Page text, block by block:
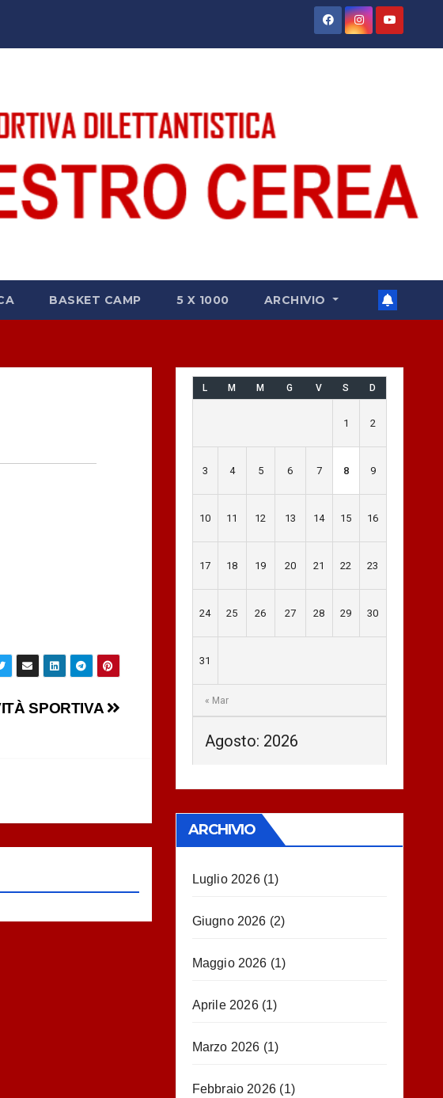
BASKET CAMP 5 X 1000 ARCHIVIO
SPORTIVA
Agosto: 2026
L M M G V S D
« Mar
1 2
3 4 5 6 7 8 9
10 11 12 13 14 15 16
17 18 19 20 21 22 23
24 25 26 27 28 29 30
31
ARCHIVIO
Luglio 2026(1)
Giugno 2026 (2)
Maggio 2026 (1)
Aprile 2026(1)
Marzo 2026 (1)
Febbraio 2026 (1)